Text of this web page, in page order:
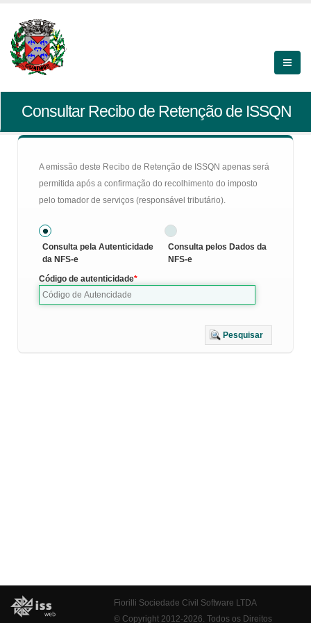
Consultar Recibo de Retenção de ISSQN
A emissão deste Recibo de Retenção de ISSQN apenas será
permitida após a confirmação do recolhimento do imposto
pelo tomador de serviços (responsável tributário).
Consulta pela Autenticidade
da NFS-e
Consulta pelos Dados da
NFS-e
Código de autenticidade
Pesquisar
Fiorilli Sociedade Civil Software LTDA
© Copyright 2012-2026. Todos os Direitos